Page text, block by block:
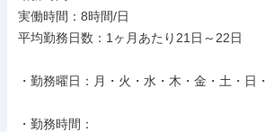
実働時間：8時間/日
平均勤務日数：1ヶ月あたり21日～22日
・勤務曜日：月・火・水・木・金・土・日
・勤務時間：